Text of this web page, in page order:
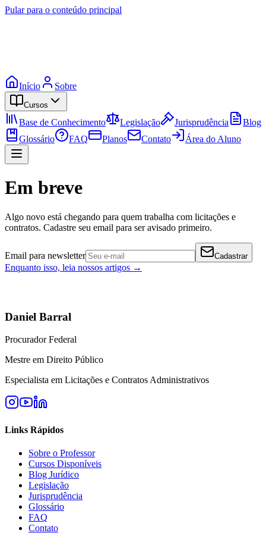
Pular para o conteúdo principal
Início Sobre
Cursos
Base de Conhecimento Legislação Jurisprudência
Blog
Glossário
FAQ Planos Contato Área do Aluno
Em breve
Algo novo está chegando para quem trabalha com licitações e
contratos. Cadastre seu email para ser avisado primeiro.
Email para newsletter Cadastrar
Enquanto isso, leia nossos artigos →
Daniel Barral
Procurador Federal
Mestre em Direito Público
Especialista em Licitações e Contratos Administrativos
Links Rápidos
Sobre o Professor
Cursos Disponíveis
Blog Jurídico
Legislação
Jurisprudência
Glossário
FAQ
Contato